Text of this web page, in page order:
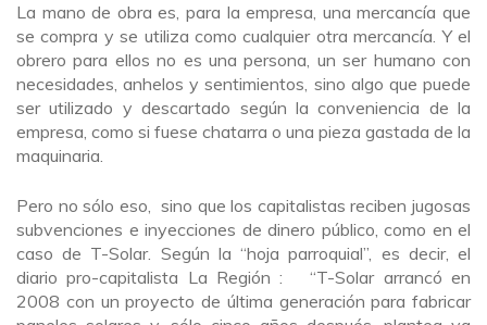
La mano de obra es, para la empresa, una mercancía que
se compra y se utiliza como cualquier otra mercancía. Y el
obrero para ellos no es una persona, un ser humano con
necesidades, anhelos y sentimientos, sino algo que puede
ser utilizado y descartado según la conveniencia de la
empresa, como si fuese chatarra o una pieza gastada de la
maquinaria.
Pero no sólo eso, sino que los capitalistas reciben jugosas
subvenciones e inyecciones de dinero público, como en el
caso de T-Solar. Según la “hoja parroquial”, es decir, el
diario pro-capitalista La Región : “T-Solar arrancó en
2008 con un proyecto de última generación para fabricar